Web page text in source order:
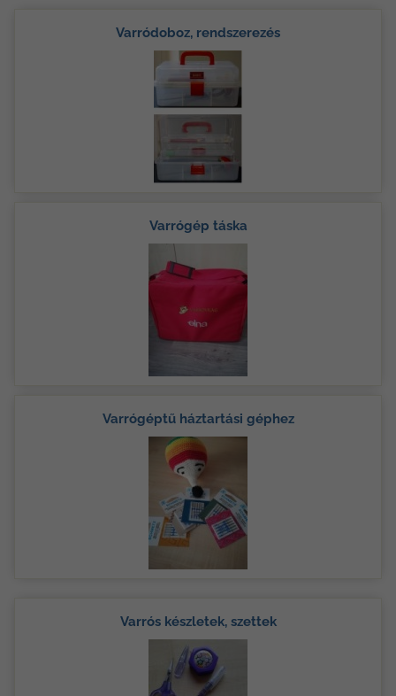
Varródoboz, rendszerezés
Varrógép táska
Varrógéptű háztartási géphez
Varrós készletek, szettek